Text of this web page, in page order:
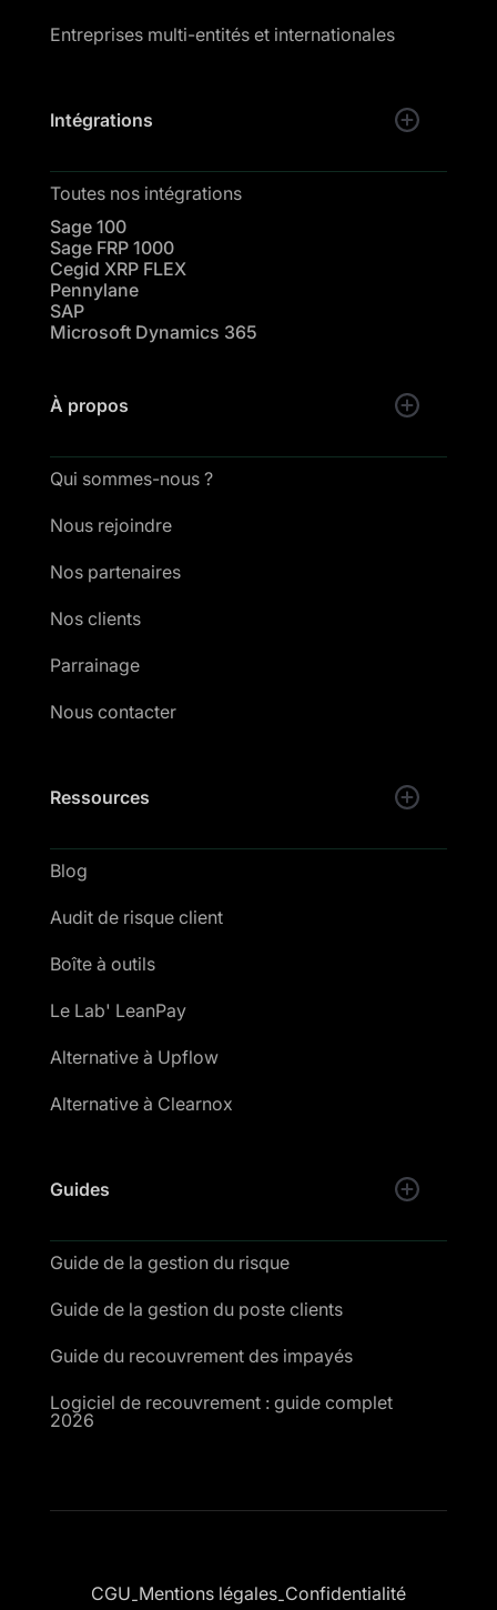
Entreprises multi-entités et internationales
Intégrations
Toutes nos intégrations
Sage 100
Sage FRP 1000
Cegid XRP FLEX
Pennylane
SAP
Microsoft Dynamics 365
À propos
Qui sommes-nous ?
Nous rejoindre
Nos partenaires
Nos clients
Parrainage
Nous contacter
Ressources
Blog
Audit de risque client
Boîte à outils
Le Lab' LeanPay
Alternative à Upflow
Alternative à Clearnox
Guides
Guide de la gestion du risque
Guide de la gestion du poste clients
Guide du recouvrement des impayés
Logiciel de recouvrement : guide complet
2026
CGU-Mentions légales-Confidentialité